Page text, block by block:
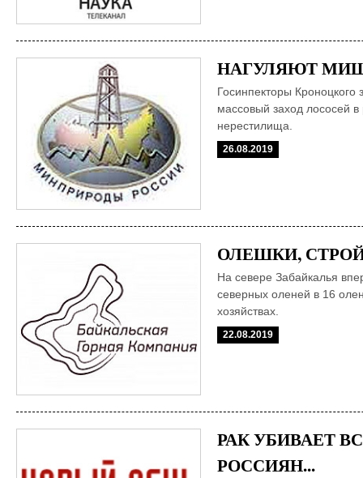
НАГУЛЯЮТ
Госинпекторы Кроноцкого
массовый заход лососей в
нерестилища.
26.08.2019
ОЛЕШКИ,
На севере Забайкалья
северных оленей в 16
хозяйствах.
22.08.2019
РАК УБИВАЕТ
РОССИЯН...